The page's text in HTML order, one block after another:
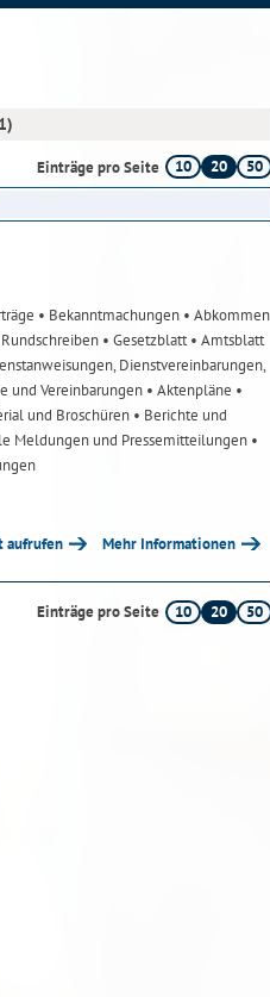
Einträge pro Seite 10 20
50
• Bekanntmachungen • Abkommen
Rundschreiben • Gesetzblatt• Amtsblatt
Dienstvereinbarungen,
und Vereinbarungen • Aktenpläne •
und Broschüren • Berichte und
Meldungen und Pressemitteilungen •
aufrufen Mehr Informationen
Einträge pro Seite 10 20 50